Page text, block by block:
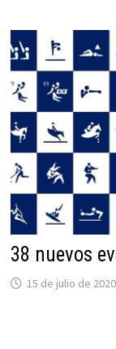
38 nuevos
15 de julio de 2020